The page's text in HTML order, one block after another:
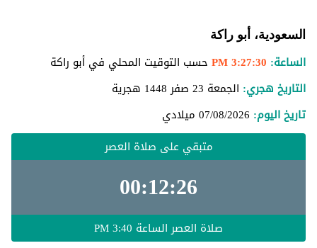
السعودية، أبو راكة
الساعة: 3:27:31 PM
حسب التوقيت المحلي في أبو راكة
التاريخ هجري: الجمعة 23 صفر 1448 هجرية
تاريخ اليوم: 07/08/2026 ميلادي
متبقي على صلاة العصر
00:12:24
صلاة العصر الساعة 3:40 PM